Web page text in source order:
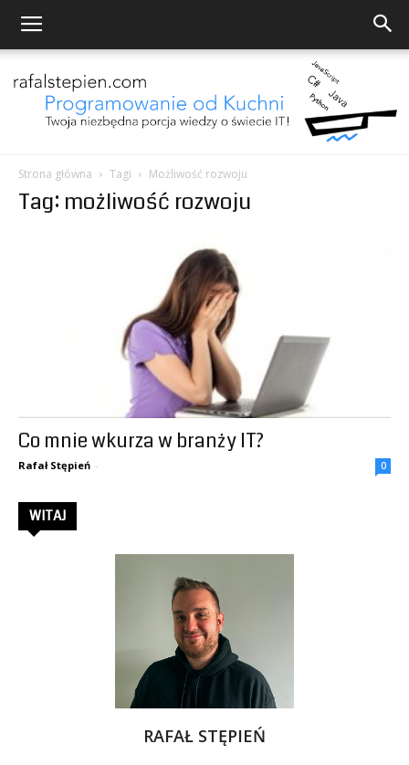
Programowanie
od
Kuchni
–
Stępień
Strona główna Tagi Możliwość rozwoju
Tag: możliwość rozwoju
Co mnie wkurza w branży IT?
Rafał Stępień - 0
WITAJ
RAFAŁ STĘPIEŃ